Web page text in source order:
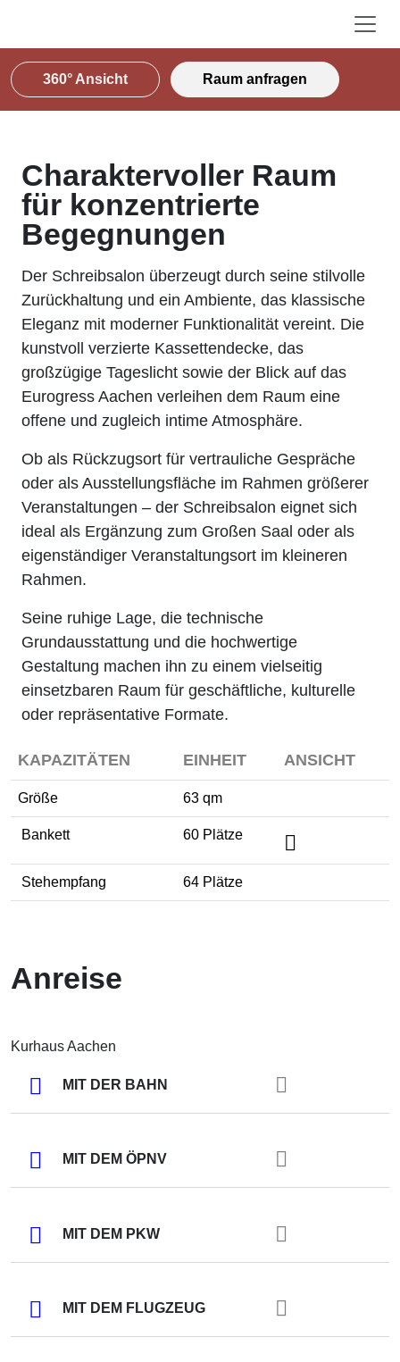
360° Ansicht Raum anfragen
Charaktervoller Raum
für konzentrierte
Begegnungen
Der Schreibsalon überzeugt durch seine stilvolle
Zurückhaltung und ein Ambiente, das klassische
Eleganz mit moderner Funktionalität vereint. Die
kunstvoll verzierte Kassettendecke, das
großzügige Tageslicht sowie der Blick auf das
Eurogress Aachen verleihen dem Raum eine
offene und zugleich intime Atmosphäre.
Ob als Rückzugsort für vertrauliche Gespräche
oder als Ausstellungsfläche im Rahmen größerer
Veranstaltungen – der Schreibsalon eignet sich
ideal als Ergänzung zum Großen Saal oder als
eigenständiger Veranstaltungsort im kleineren
Rahmen.
Seine ruhige Lage, die technische
Grundausstattung und die hochwertige
Gestaltung machen ihn zu einem vielseitig
einsetzbaren Raum für geschäftliche, kulturelle
oder repräsentative Formate.
KAPAZITÄTEN EINHEIT ANSICHT
Größe 63 qm
Bankett 60 Plätze
Stehempfang 64 Plätze
Anreise
Kurhaus Aachen
MIT DER BAHN
MIT DEM ÖPNV
MIT DEM PKW
MIT DEM FLUGZEUG